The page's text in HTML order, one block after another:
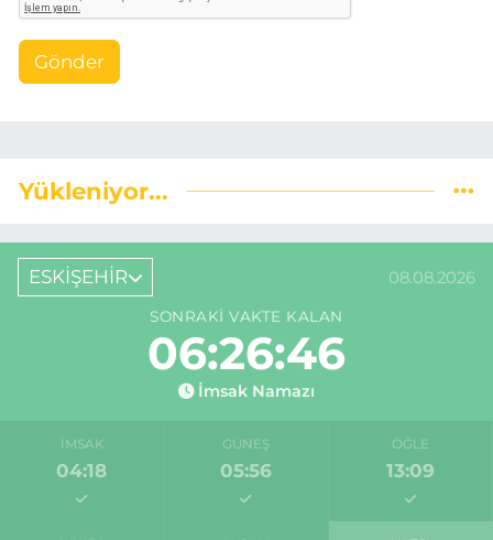
Gönder
Yükleniyor...
ESKİŞEHİR 08.08.2026
SONRAKI VAKTE KALAN
06:26:45
İmsak Namazı
İMSAK
04:18
GÜNEŞ
05:56
ÖĞLE
13:09